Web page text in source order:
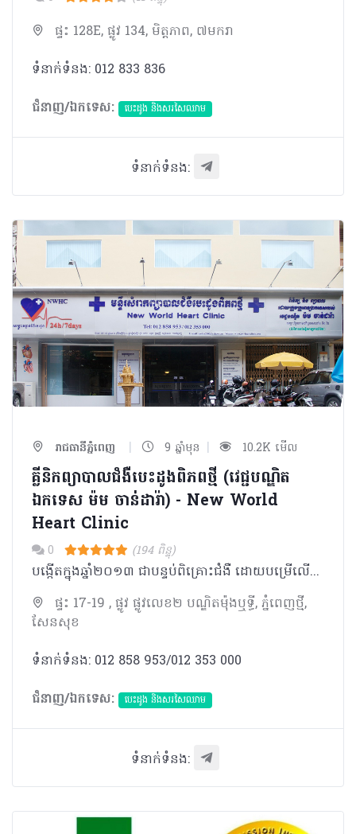
ផ្ទះ 128E, ផ្លូវ 134, មិត្ដភាព, ៧មករា
ទំនាក់ទំនង: 012 833 836
ជំនាញ/ឯកទេស:
បេះដូង​ និងសរសៃឈាម
ទំនាក់ទំនង:
រាជធានីភ្នំពេញ | 9 ឆ្នាំមុន | 10.2K មើល
គ្លីនិកព្យាបាលជំងឺបេះដូងពិភពថ្មី (វេជ្ជបណ្ឌិត​
ឯកទេស ម៉ម ចាន់ដារ៉ា) - New World
Heart Clinic
0 (194 ពិន្ទុ)
​បង្កើតក្នុងឆ្នាំ២០១៣ ជាបន្ទប់ពិគ្រោះជំងឺ ដោយបម្រើលើសេវាកម្ម​ ពិនិត្យ​ និងពិគ្រោះលើជំងឺបេះដូង ដោយម៉ាស៊ីន​ទំនើប ដែល​ផ្តល់លទ្ធផលជាក់លាក់។ ចាប់ពីឆ្នាំ២០១៦ ក៏បានកែប្រែទៅជាមន្ទីរសម្រាកព្យាបាលជំងឺបេះដូង​ពិភពថ្មី ដើម្បីផ្តល់ភាពងាយស្រួល​ដល់អ្នកជំងឺអាចសម្រាកព្យាបាលនិងអាចទទួលបានការថែទាំល្អ ពីវេជ្ជបណ្ឌិតដែលមានជំនាញច្បាស់លាស់ ក៏ដូចជាឧបករណ៍ដែលមានគុណភាពខ្ពស់ផងដែរ។
ផ្ទះ 17-19 , ផ្លូវ ផ្លូវលេខ២ បណ្ឌិត​ម៉ុងឬទ្ធី, ភ្នំពេញថ្មី,
សែនសុខ
ទំនាក់ទំនង: 012 858 953/012 353 000
ជំនាញ/ឯកទេស:
បេះដូង​ និងសរសៃឈាម
ទំនាក់ទំនង: